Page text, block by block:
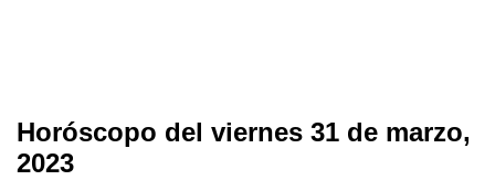
Horóscopo del viernes 31 de marzo,
2023